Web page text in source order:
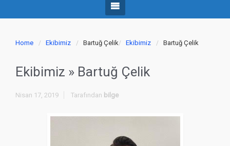
Home Ekibimiz Bartuğ Çelik Ekibimiz Bartuğ Çelik
Ekibimiz » Bartuğ Çelik
Nisan 17, 2019 Tarafından bilge